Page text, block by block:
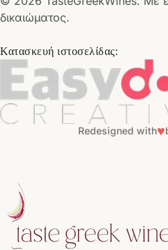
δικαιώματος.
Κατασκευή ιστοσελίδας:
Redesigned with♥